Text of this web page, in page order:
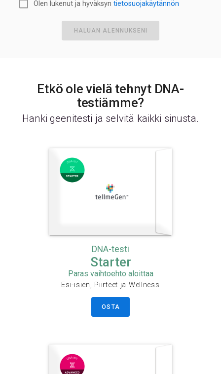
Olen lukenut ja hyväksyn tietosuojakäytännön
HALUAN ALENNUKSENI
Etkö ole vielä tehnyt DNA-
testiämme?
Hanki geenitesti ja selvitä kaikki sinusta.
DNA-testi
Starter
Paras vaihtoehto aloittaa
Esi-isien, Piirteet ja Wellness
OSTA